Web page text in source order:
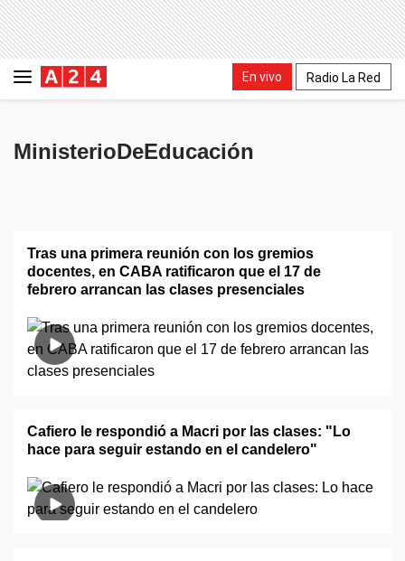
En vivo Radio La Red
MinisterioDeEducación
Tras una primera reunión con los gremios
docentes, en CABA ratificaron que el 17 de
febrero arrancan las clases presenciales
Cafiero le respondió a Macri por las clases: "Lo
hace para seguir estando en el candelero"